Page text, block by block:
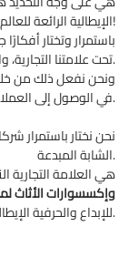
الإيطالية الرائعة للعالم!
تحت علامتنا التجارية، والتي يتم بيعها حصريًا عبر الإنترنت.
ونحن نفعل ذلك من
في الوصول إلى العملاء المحبين للتصميم في جميع أنحاء العالم.
نحن نختار باستمرار
الشابة المبدعة.
هي العلامة التجارية
وإكسسوارات الأثاث
للإبداع والحرفية الإيطالية.